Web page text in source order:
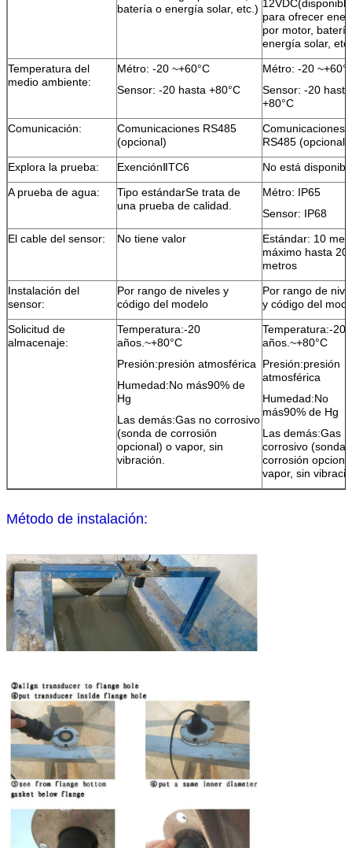
batería o energía solar, etc.) 12VDC(disponible
para ofrecer
por motor,
energía solar,
Temperatura del
medio ambiente:
Métro: -20 ~+60°C
Sensor: -20 hasta +80°C
Métro: -20 ~+60
Sensor: -20 hasta
+80°C
Comunicación:
Comunicaciones RS485
(opcional)
Comunicaciones
RS485 (opcional)
Explora la prueba:
ExenciónⅡTC6
No está
A prueba de agua:
Tipo estándarSe trata de
una prueba de calidad.
Métro: IP65
Sensor: IP68
El cable del sensor:
No tiene valor
Estándar: 10
máximo hasta
metros
Instalación del
sensor:
Por rango de niveles y
código del modelo
Por rango de
y código del
Solicitud de
almacenaje:
Temperatura:-20
años. ~+80°C
Presión:presión atmosférica
Humedad:No más90% de
Hg
Las demás:Gas no corrosivo
(sonda de corrosión
opcional) o vapor, sin
vibración.
Temperatura:-20
años. ~+80°C
Presión:presión
atmosférica
Humedad:No
más90% de Hg
Las demás:Gas
corrosivo (sonda
corrosión
vapor, sin
Método de instalación: